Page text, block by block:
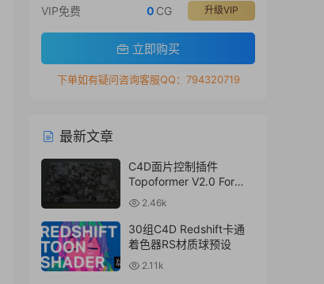
VIP免费 升级VIP
0 CG
立即购买
下单如有疑问咨询客服QQ：794320719
最新文章
C4D面片控制插件
Topoformer V2.0 For
Cinema 4D R23 – 2024
Win/Mac
2.46k
30组C4D Redshift卡通
着色器RS材质球预设
2.11k